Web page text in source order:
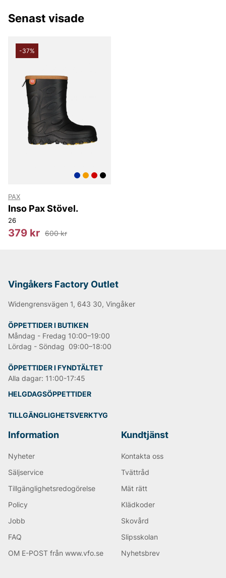
PAX arbetar kontinueligt för att minska sin påverkan
på miljön och är ett bolag inom New Wave Group som
Responsibility) som ett samlingsnamn för sitt arbete
med miljö och etik. CSR innebär att de tar hänsyn till
miljömässigt och ekonomiskt.
Andra populära varumärken:
NN07
Senast visade
-37%
PAX
Inso Pax Stövel.
26
379 kr 600 kr
Vingåkers Factory Outlet
Widengrensvägen 1, 643 30, Vingåker
ÖPPETTIDER I BUTIKEN
Måndag - Fredag 10:00–19:00
Lördag - Söndag 09:00–18:00
ÖPPETTIDER I FYNDTÄLTET
Alla dagar: 11:00-17:45
HELGDAGSÖPPETTIDER
TILLGÄNGLIGHETSVERKTYG
Information
Nyheter
Säljservice
Tillgänglighetsredogörelse
Policy
Jobb
FAQ
OM E-POST från www.vfo.se
Kundtjänst
Kontakta oss
Tvättråd
Mät rätt
Klädkoder
Skovård
Slipsskolan
Nyhetsbrev